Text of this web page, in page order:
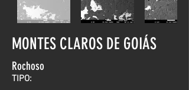
MONTES CLAROS DE GOIÁS
Rochoso
TIPO: